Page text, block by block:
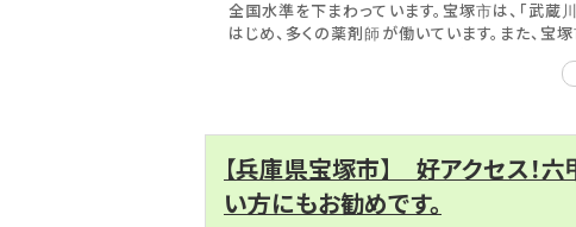
全国水準を下まわっています。宝塚市は、「武
はじめ、多くの薬剤師が働いています。また、
ャリアアップや働きやすさを考慮しながら、就職
【兵庫県宝塚市】 好アクセス！
い方にもお勧めです。